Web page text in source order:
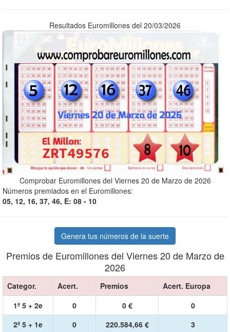
Resultados Euromillones del 20/03/2026
Comprobar Euromillones del Viernes 20 de Marzo de 2026
Números premiados en el Euromillones:
05, 12, 16, 37, 46, E: 08 - 10
Genera tus números de la suerte
Premios de Euromillones del Viernes 20 de Marzo de
2026
Categor. Acert. Premios
Acert. Europa
1ª 5 + 2e
0 0 €
0
2ª 5 + 1e
0 220.584,66 €
3